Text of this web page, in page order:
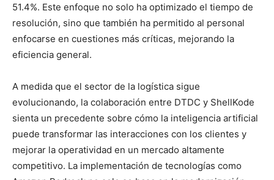
51.4%. Este enfoque no solo ha optimizado el tiempo de
resolución, sino que también ha permitido al personal
enfocarse en cuestiones más críticas, mejorando la
eficiencia general.
A medida que el sector de la logística sigue
evolucionando, la colaboración entre DTDC y ShellKode
sienta un precedente sobre cómo la inteligencia artificial
puede transformar las interacciones con los clientes y
mejorar la operatividad en un mercado altamente
competitivo. La implementación de tecnologías como